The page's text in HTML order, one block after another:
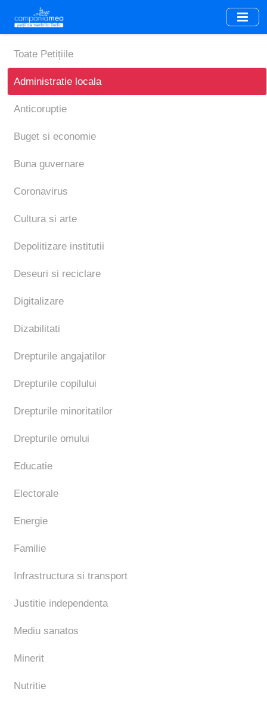
main
content
Toate Petițiile
Administratie locala
Anticoruptie
Buget si economie
Buna guvernare
Coronavirus
Cultura si arte
Depolitizare institutii
Deseuri si reciclare
Digitalizare
Dizabilitati
Drepturile angajatilor
Drepturile copilului
Drepturile minoritatilor
Drepturile omului
Educatie
Electorale
Energie
Familie
Infrastructura si transport
Justitie independenta
Mediu sanatos
Minerit
Nutritie